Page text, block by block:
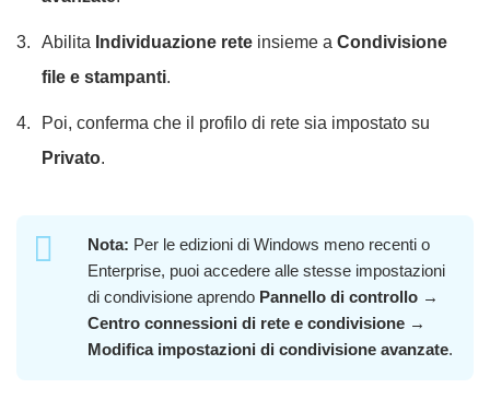
Abilita Individuazione rete insieme a Condivisione
file e stampanti.
Poi, conferma che il profilo di rete sia impostato su
Privato.
Nota: Per le edizioni di Windows meno recenti o
Enterprise, puoi accedere alle stesse impostazioni
di condivisione aprendo Pannello di controllo →
Centro connessioni di rete e condivisione →
Modifica impostazioni di condivisione avanzate.